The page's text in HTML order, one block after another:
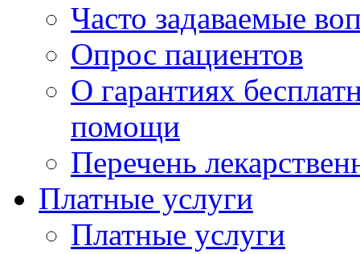
Часто задаваемые
Опрос пациентов
О гарантиях
помощи
Перечень
Платные услуги
Платные услуги